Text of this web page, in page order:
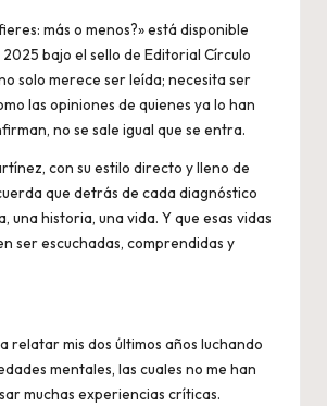
más o menos?» está disponible
bajo el sello de Editorial Círculo
solo merece ser leída; necesita ser
las opiniones de quienes ya lo han
no se sale igual que se entra.
con su estilo directo y lleno de
que detrás de cada diagnóstico
una historia, una vida. Y que esas vidas
ser escuchadas, comprendidas y
relatar mis dos últimos años luchando
mentales, las cuales no me han
muchas experiencias críticas.